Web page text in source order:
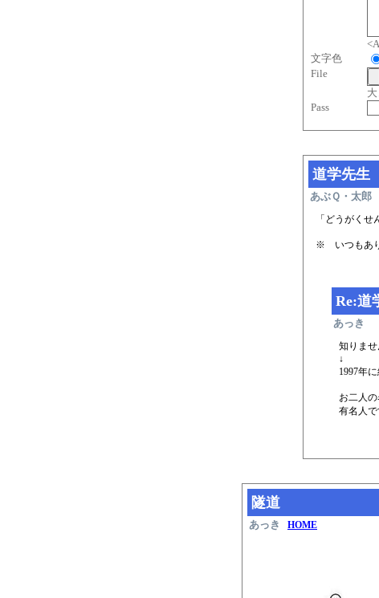
文字色
File
Pass
道学先生
あぶＱ・太郎
「どうがくせ
※ いつもあり
Re:道
あっき
知りませ
↓
1997年
お二人
有名人で
隧道
あっき HOME